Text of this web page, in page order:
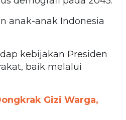
anak-anak Indonesia
kebijakan Presiden
baik melalui
Gizi Warga,